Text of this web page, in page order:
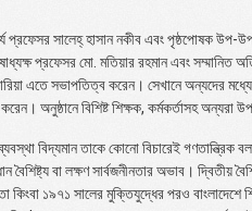
সালেহ্ হাসান নকীব এবং পৃষ্ঠপোষক উপ-
প্রফেসর মো. মতিয়ার রহমান এবং সম্মানিত
এতে সভাপতিত্ব করেন। সেখানে অন্যদের মধ্যে
অনুষ্ঠানে বিশিষ্ট শিক্ষক, কর্মকর্তাসহ অন্যরা
বিদ্যমান তাকে কোনো বিচারেই গণতান্ত্রিক
বা লক্ষণ সার্বজনীনতার অভাব। দ্বিতীয়
কিংবা ১৯৭১ সালের মুক্তিযুদ্ধের পরও বাংলাদেশে